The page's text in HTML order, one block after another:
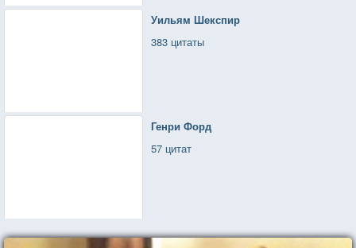
Уильям Шекспир
383 цитаты
Генри Форд
57 цитат